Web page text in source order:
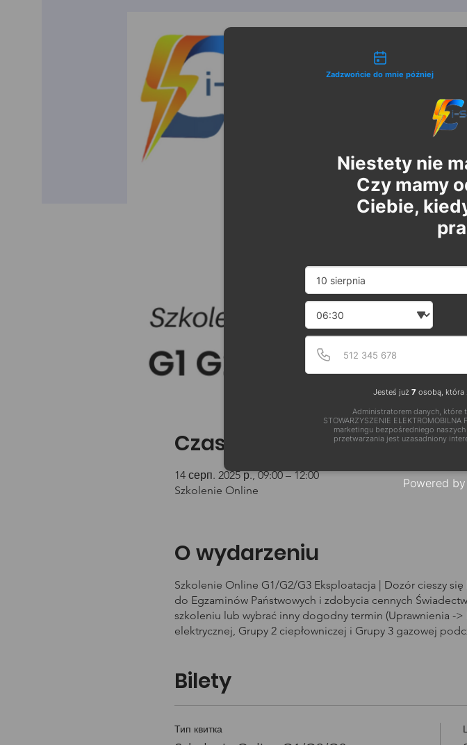
Czas i lokalizacja
14 серп. 2025 р., 09:00 – 12:00
Szkolenie Online
O wydarzeniu
Szkolenie Online G1/G2/G3 Eksploatacja | Dozór cieszy
do Egzaminów Państwowych i zdobycia cennych
szkoleniu lub wybrać inny dogodny termin (Uprawnienia ->
elektrycznej, Grupy 2 ciepłowniczej i Grupy 3 gazowej
Bilety
Тип квитка
Możliwości kontaktu
Zadzwońcie do mnie później
Niestety nie
Czy mamy
Ciebie,
Jesteś już 7 osobą, która
Administratorem danych, które
STOWARZYSZENIE
marketingu bezpośredniego
przetwarzania jest uzasadniony
Powered by